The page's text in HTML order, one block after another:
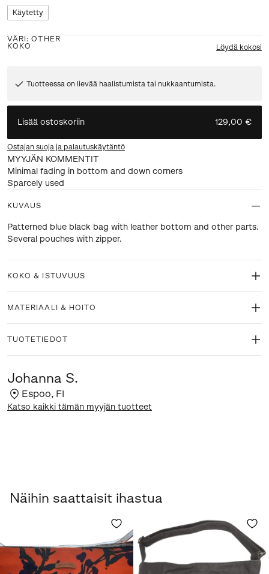
Käytetty
VÄRI :OTHER
KOKO
Löydä kokosi
Tuotteessa on lievää haalistumista tai nukkaantumista.
Lisää ostoskoriin 129,00 €
Ostajan suoja ja palautuskäytäntö
MYYJÄN KOMMENTIT
Minimal fading in bottom and down corners
Sparcely used
KUVAUS
Patterned blue black bag with leather bottom and other parts.
Several pouches with zipper.
KOKO & ISTUVUUS
MATERIAALI & HOITO
TUOTETIEDOT
Johanna S.
Espoo, FI
Katso kaikki tämän myyjän tuotteet
Näihin saattaisit ihastua